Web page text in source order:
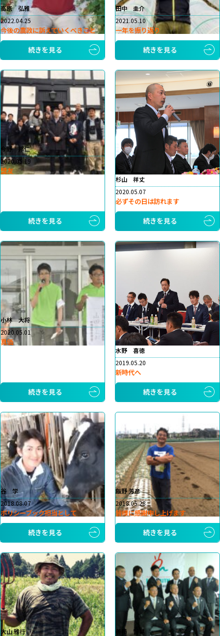
高原 弘雅
2022.04.25
今後の農政に訴えていくべきこと
続きを見る
田中 圭介
2021.05.10
一年を振り返り
続きを見る
今野 邦仁
2020.05.19
盟友
続きを見る
杉山 祥丈
2020.05.07
必ずその日は訪れます
続きを見る
小林 大将
2020.05.01
真価
続きを見る
水野 喜徳
2019.05.20
新時代へ
続きを見る
谷 学
2018.08.07
ポリシーブック担当として
続きを見る
飯野 芳彦
2018.05.28
皆様に感謝申し上げます
続きを見る
大山 雅行
善積 智晃